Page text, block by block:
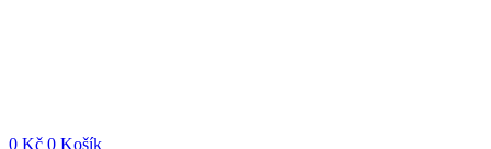
0 Kč 0 Košík